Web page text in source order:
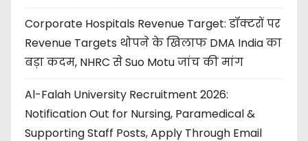
Corporate Hospitals Revenue Target: डॉक्टरों पर
Revenue Targets थोपने के खिलाफ DMA India का
बड़ा कदम, NHRC से Suo Motu जांच की मांग
Al-Falah University Recruitment 2026:
Notification Out for Nursing, Paramedical &
Supporting Staff Posts, Apply Through Email